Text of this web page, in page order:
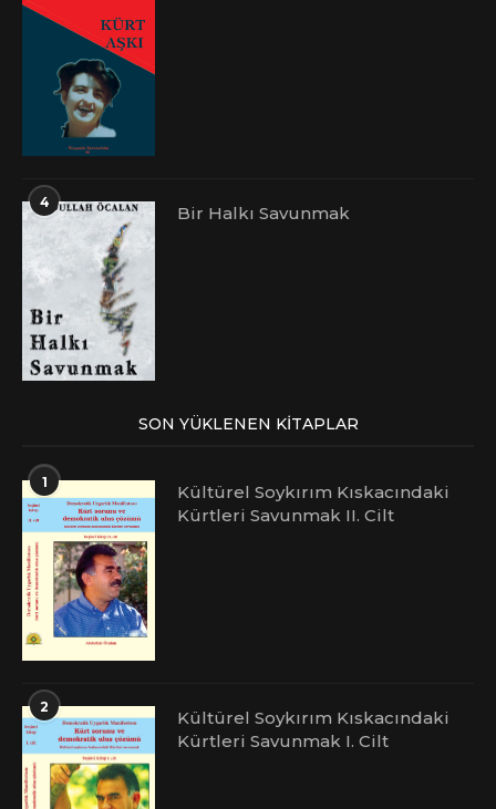
4 Bir Halkı Savunmak
SON YÜKLENEN KITAPLAR
1
Kültürel Soykırım Kıskacındaki
Kürtleri Savunmak II. Cilt
2
Kültürel Soykırım Kıskacındaki
Kürtleri Savunmak I. Cilt